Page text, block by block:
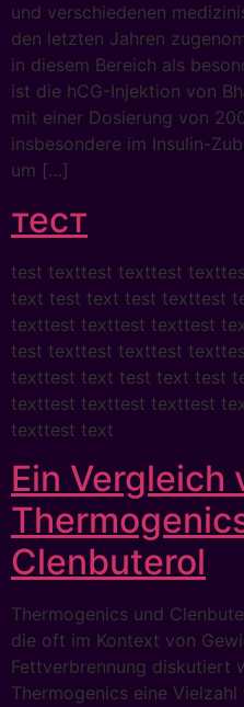
und verschiedenen
den letzten Jahren
in diesem Bereich als
ist die hCG-Injektion von
mit einer Dosierung von
insbesondere im Insulin-
um […]
тест
test texttest texttest
text test text test texttest
texttest texttest texttest
test texttest texttest
texttest text test text test
texttest texttest texttest
texttest text
Ein Vergleich
Clenbuterol
Thermogenics und
die oft im Kontext von
Fettverbrennung diskutiert
Thermogenics eine